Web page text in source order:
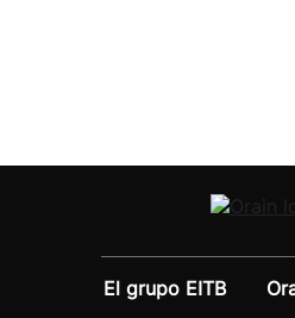
El grupo EITB